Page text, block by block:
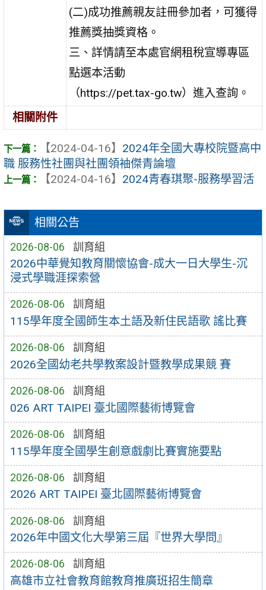
相關公告
2026-08-06 訓育組
2026中華覺知教育關懷協會-成大一日大學生-沉
浸式學職涯探索營
2026-08-06 訓育組
115學年度全國師生本土語及新住民語歌 謠比賽
2026-08-06 訓育組
2026全國幼老共學教案設計暨教學成果競 賽
2026-08-06 訓育組
026 ART TAIPEI 臺北國際藝術博覽會
2026-08-06 訓育組
115學年度全國學生創意戲劇比賽實施要點
2026-08-06 訓育組
2026 ART TAIPEI 臺北國際藝術博覽會
2026-08-06 訓育組
2026年中國文化大學第三屆『世界大學問』
2026-08-06 訓育組
高雄市立社會教育館教育推廣班招生簡章
(二)成功推薦親友註冊參加者，可獲得
推薦獎抽獎資格。
三、詳情請至本處官網租稅宣導專區
點選本活動
（https://pet.tax-go.tw）進入查詢。
相關附件
【2024-04-16】 2024年全國大專校院暨高中
職 服務性社團與社團領袖傑青論壇
【2024-04-16】 2024青春琪聚-服務學習活